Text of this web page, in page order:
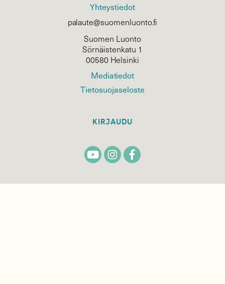
Yhteystiedot
palaute@suomenluonto.fi
Suomen Luonto
Sörnäistenkatu 1
00580 Helsinki
Mediatiedot
Tietosuojaseloste
KIRJAUDU